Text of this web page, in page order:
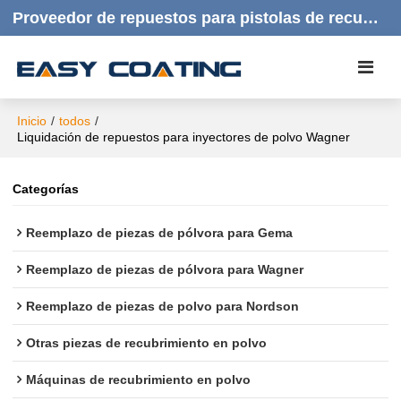
Proveedor de repuestos para pistolas de recubrimiento en polvo | Productos de calidad, respuesta rápida y atención al cliente amable.
Inicio / todos /
Liquidación de repuestos para inyectores de polvo Wagner
Categorías
Reemplazo de piezas de pólvora para Gema
Reemplazo de piezas de pólvora para Wagner
Reemplazo de piezas de polvo para Nordson
Otras piezas de recubrimiento en polvo
Máquinas de recubrimiento en polvo